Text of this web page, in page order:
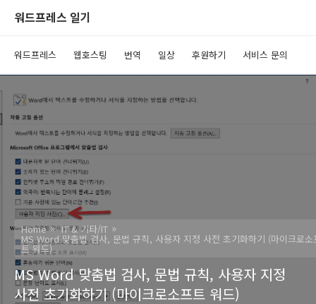
워드프레스 일기
워드프레스 웹호스팅 번역 일상 후원하기 서비스 문의
Home IT & 기타/IT
MS Word 맞춤법 검사, 문법 규칙, 사용자 지정 사전 초기화하기 (마이크로소
트 워드)
MS Word 맞춤법 검사, 문법 규칙, 사용자 지정
사전 초기화하기 (마이크로소프트 워드)